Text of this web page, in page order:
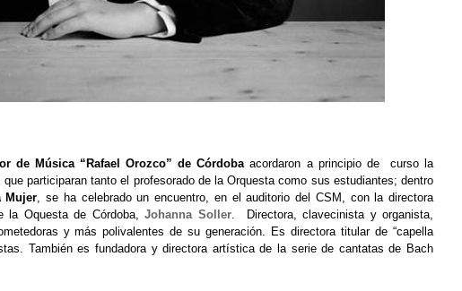
de Música “Rafael Orozco” de Córdobaacordaron a principio de curso la
participaran tanto el profesorado de la Orquesta como sus estudiantes; dentro
Mujer, se ha celebrado un encuentro, en el auditorio del CSM, con la directora
Oquesta de Córdoba,Johanna Soller. Directora, clavecinista y organista,
y más polivalentes de su generación. Es directora titular de “capella
También es fundadora y directora artística de la serie de cantatas de Bach